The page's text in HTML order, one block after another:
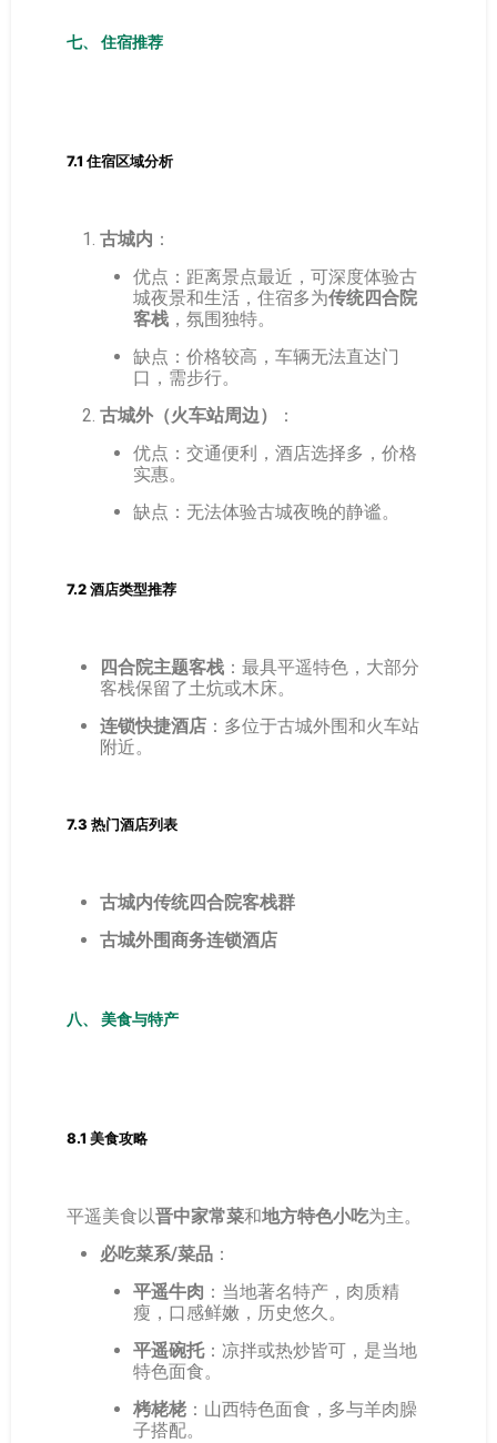
七、 住宿推荐
7.1 住宿区域分析
古城内 ：
优点：距离景点最近，可深度体验古
城夜景和生活，住宿多为传统四合院
客栈 ，氛围独特。
缺点：价格较高，车辆无法直达门
口，需步行。
古城外（火车站周边）
：
优点：交通便利，酒店选择多，价格
实惠。
缺点：无法体验古城夜晚的静谧。
7.2 酒店类型推荐
四合院主题客栈 ：最具平遥特色，大部分
客栈保留了土炕或木床。
连锁快捷酒店 ：多位于古城外围和火车站
附近。
7.3 热门酒店列表
古城内传统四合院客栈群
古城外围商务连锁酒店
八、 美食与特产
8.1 美食攻略
平遥美食以晋中家常菜和地方特色小吃为主。
必吃菜系/菜品 ：
平遥牛肉 ：当地著名特产，肉质精
瘦，口感鲜嫩，历史悠久。
平遥碗托：凉拌或热炒皆可，是当地
特色面食。
栲栳栳 ：山西特色面食，多与羊肉臊
子搭配。